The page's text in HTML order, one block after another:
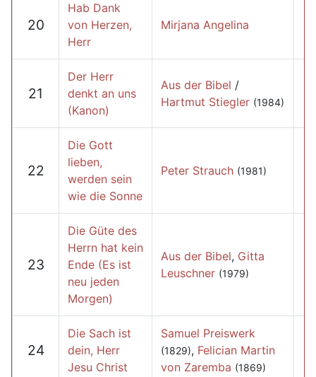
20
Hab Dank
von Herzen,
Herr
Mirjana Angelina
21
Der Herr
denkt an uns
(Kanon)
Aus der Bibel /
Hartmut Stiegler (1984)
22
Die Gott
lieben,
werden sein
wie die Sonne
Peter Strauch (1981)
23
Die Güte des
Herrn hat kein
Ende (Es ist
neu jeden
Morgen)
Aus der Bibel, Gitta
Leuschner (1979)
24
Die Sach ist
dein, Herr
Jesu Christ
Samuel Preiswerk
(1829), Felician Martin
von Zaremba (1869)